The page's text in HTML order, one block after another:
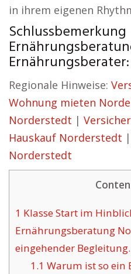
in ihrem eigenen
Schlussbemerkung
Ernährungsberater:
Regionale Hinweise:
Wohnung mieten
Norderstedt |
Hauskauf Norderstedt |
Norderstedt
1 Klasse Start im
Ernährungsberatung
eingehender Begleitung.
1.1 Warum ist so ein